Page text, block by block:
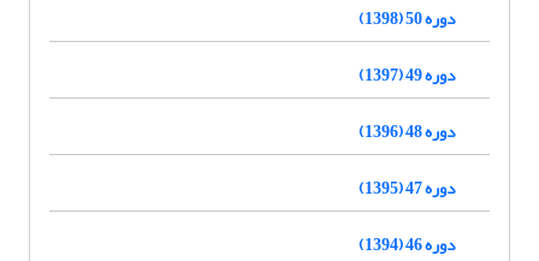
دوره 50 (1398)
دوره 49 (1397)
دوره 48 (1396)
دوره 47 (1395)
دوره 46 (1394)